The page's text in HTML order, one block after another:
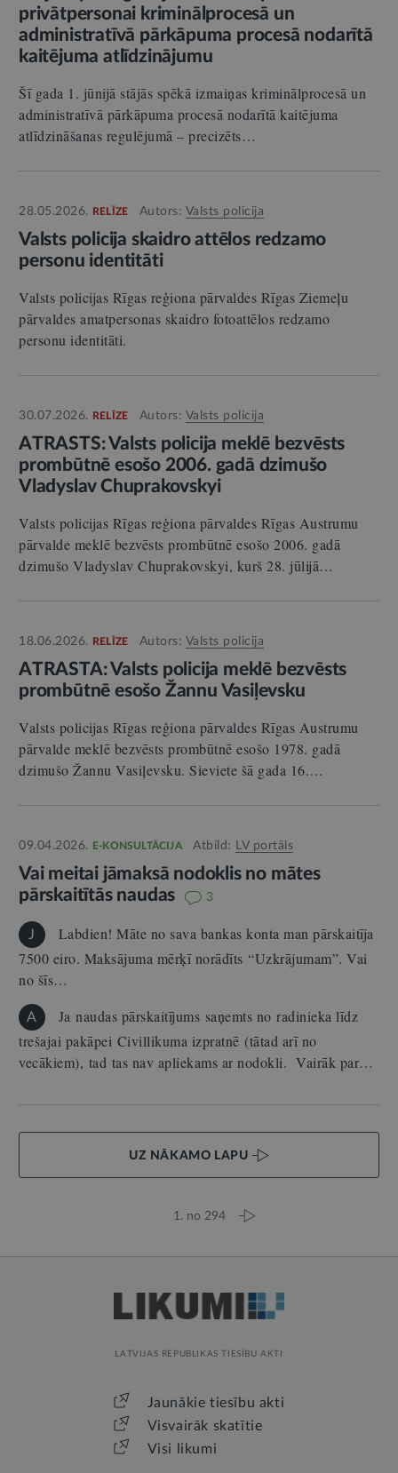
privātpersonai kriminālprocesā un
administratīvā pārkāpuma procesā nodarītā
kaitējuma atlīdzinājumu
Šī gada 1. jūnijā stājās spēkā izmaiņas kriminālprocesā un
administratīvā pārkāpuma procesā nodarītā kaitējuma
atlīdzināšanas regulējumā – precizēts…
28.05.2026. RELĪZE Autors: Valsts policija
Valsts policija skaidro attēlos redzamo
personu identitāti
Valsts policijas Rīgas reģiona pārvaldes Rīgas Ziemeļu
pārvaldes amatpersonas skaidro fotoattēlos redzamo
personu identitāti.
30.07.2026. RELĪZE Autors: Valsts policija
ATRASTS: Valsts policija meklē bezvēsts
prombūtnē esošo 2006. gadā dzimušo
Vladyslav Chuprakovskyi
Valsts policijas Rīgas reģiona pārvaldes Rīgas Austrumu
pārvalde meklē bezvēsts prombūtnē esošo 2006. gadā
dzimušo Vladyslav Chuprakovskyi, kurš 28. jūlijā…
18.06.2026. RELĪZE Autors: Valsts policija
ATRASTA: Valsts policija meklē bezvēsts
prombūtnē esošo Žannu Vasiļevsku
Valsts policijas Rīgas reģiona pārvaldes Rīgas Austrumu
pārvalde meklē bezvēsts prombūtnē esošo 1978. gadā
dzimušo Žannu Vasiļevsku. Sieviete šā gada 16.…
09.04.2026. E-KONSULTĀCIJA Atbild: LV portāls
Vai meitai jāmaksā nodoklis no mātes
pārskaitītās naudas
3
J
Labdien! Māte no sava bankas konta man pārskaitīja
7500 eiro. Maksājuma mērķī norādīts “Uzkrājumam”. Vai
no šīs…
A
Ja naudas pārskaitījums saņemts no radinieka līdz
trešajai pakāpei Civillikuma izpratnē (tātad arī no
vecākiem), tad tas nav apliekams ar nodokli. Vairāk par…
UZ NĀKAMO LAPU
1. no 294
LATVIJAS REPUBLIKAS TIESĪBU AKTI
Jaunākie tiesību akti
Visvairāk skatītie
Visi likumi